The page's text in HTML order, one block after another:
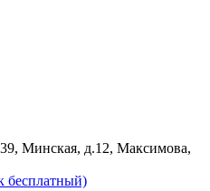
Минская, д.12, Максимова,
бесплатный)